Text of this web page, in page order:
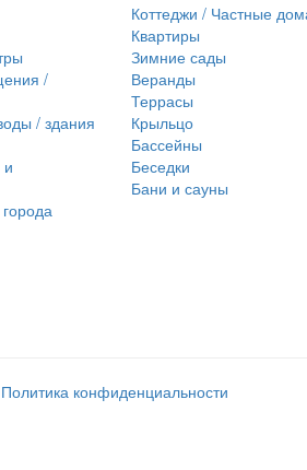
/
/ здания
Коттеджи / Частные
Квартиры
Зимние сады
Веранды
Террасы
Крыльцо
Бассейны
Беседки
Бани и сауны
Политика конфиденциальности